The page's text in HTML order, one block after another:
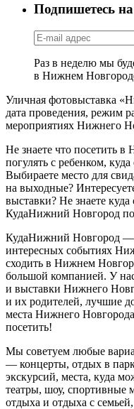
Подпишетесь
Раз в неделю мы
в Нижнем
Уличная фотовыставка
дата проведения, режим
мероприятиях Нижнего
Не знаете что посетить
погулять с ребенком,
Выбираете место для
на выходные?
выставки? Не знаете куда
КудаНижний Новгород
КудаНижний Новгород —
интересных событиях
сходить в Нижнем
большой компанией. У
и выставки Нижнего
и их родителей, лучшие
места Нижнего
посетить!
Мы советуем любые
— концерты, отдых в
экскурсий, места, куда
театры, шоу, спортивные
отдыха и отдыха с